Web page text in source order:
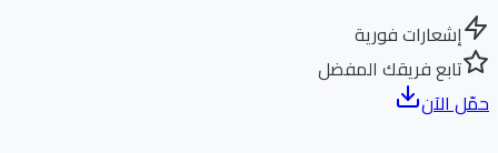
إشعارات فورية
تابع فريقك المفضل
الآن